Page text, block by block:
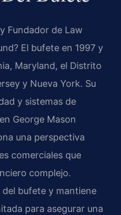
Fundador de Law
El bufete en 1997 y
Maryland, el Distrito
y Nueva York. Su
y sistemas de
George Mason
una perspectiva
comerciales que
complejo.
del bufete y mantiene
para asegurar una